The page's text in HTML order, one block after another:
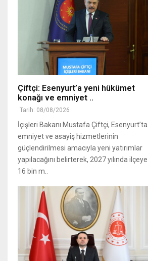
Çiftçi: Esenyurt’a yeni hükümet
konağı ve emniyet ..
Tarih: 08/08/2026
İçişleri Bakanı Mustafa Çiftçi, Esenyurt’ta
emniyet ve asayiş hizmetlerinin
güçlendirilmesi amacıyla yeni yatırımlar
yapılacağını belirterek, 2027 yılında ilçeye
16 bin m..